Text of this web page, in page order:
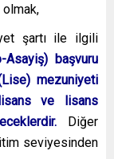
olmak,
şartı ile ilgili
Asayiş) başvuru
mezuniyeti
ve lisans
Diğer
seviyesinden